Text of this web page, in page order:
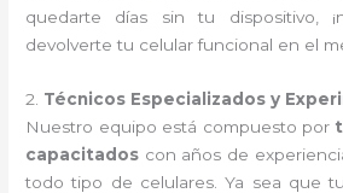
quedarte días sin tu dispositivo,
devolverte tu celular funcional en el
2. Técnicos Especializados y
Nuestro equipo está compuesto por
capacitados con años de
todo tipo de celulares. Ya sea que